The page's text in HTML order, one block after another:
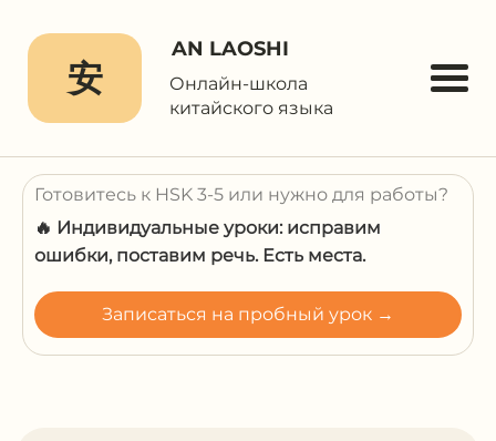
安
AN LAOSHI
Онлайн-школа
китайского языка
Готовитесь к HSK 3-5 или нужно для работы?
🔥 Индивидуальные уроки: исправим
ошибки, поставим речь. Есть места.
Записаться на пробный урок →